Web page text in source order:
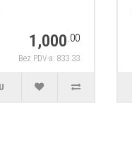
1,000.00
Bez PDV-a: 833.33